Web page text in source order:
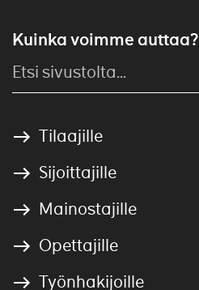
Kuinka voimme auttaa?
Tilaajille
Sijoittajille
Mainostajille
Opettajille
Työnhakijoille